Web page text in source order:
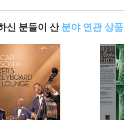
신 분들이 산 분야 연관 상품